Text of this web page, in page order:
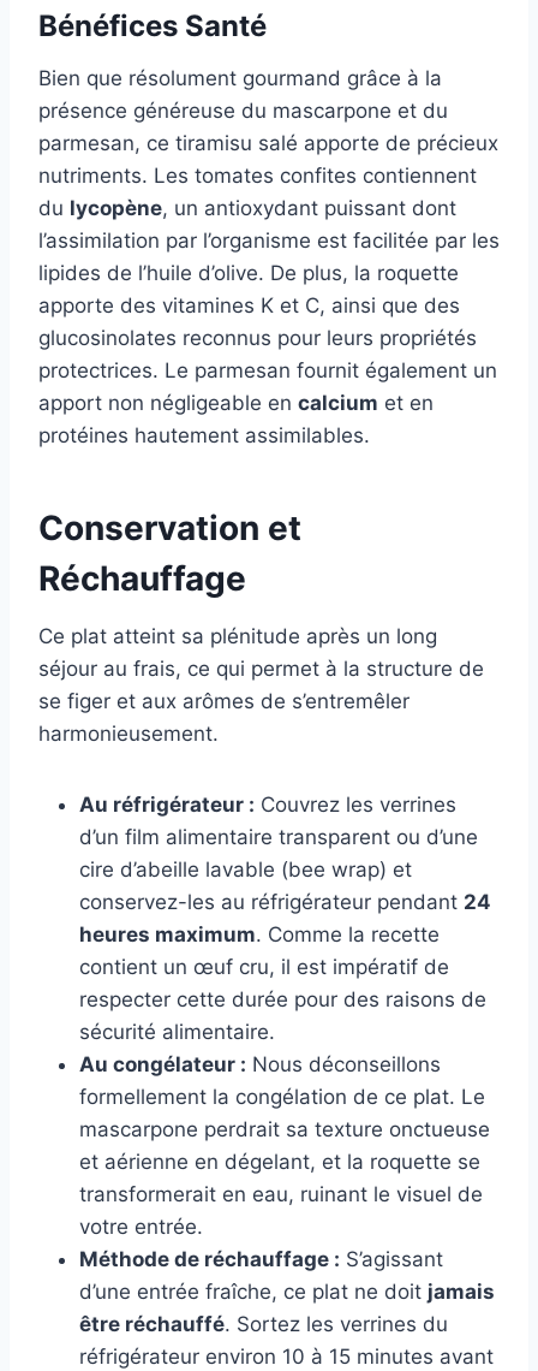
Bénéfices Santé
Bien que résolument gourmand grâce à la
présence généreuse du mascarpone et du
parmesan, ce tiramisu salé apporte de précieux
nutriments. Les tomates confites contiennent
du lycopène, un antioxydant puissant dont
l’assimilation par l’organisme est facilitée par les
lipides de l’huile d’olive. De plus, la roquette
apporte des vitamines K et C, ainsi que des
glucosinolates reconnus pour leurs propriétés
protectrices. Le parmesan fournit également un
apport non négligeable en calcium et en
protéines hautement assimilables.
Conservation et
Réchauffage
Ce plat atteint sa plénitude après un long
séjour au frais, ce qui permet à la structure de
se figer et aux arômes de s’entremêler
harmonieusement.
Au réfrigérateur : Couvrez les verrines
d’un film alimentaire transparent ou d’une
cire d’abeille lavable (bee wrap) et
conservez-les au réfrigérateur pendant 24
heures maximum. Comme la recette
contient un œuf cru, il est impératif de
respecter cette durée pour des raisons de
sécurité alimentaire.
Au congélateur : Nous déconseillons
formellement la congélation de ce plat. Le
mascarpone perdrait sa texture onctueuse
et aérienne en dégelant, et la roquette se
transformerait en eau, ruinant le visuel de
votre entrée.
Méthode de réchauffage : S’agissant
d’une entrée fraîche, ce plat ne doit jamais
être réchauffé. Sortez les verrines du
réfrigérateur environ 10 à 15 minutes avant